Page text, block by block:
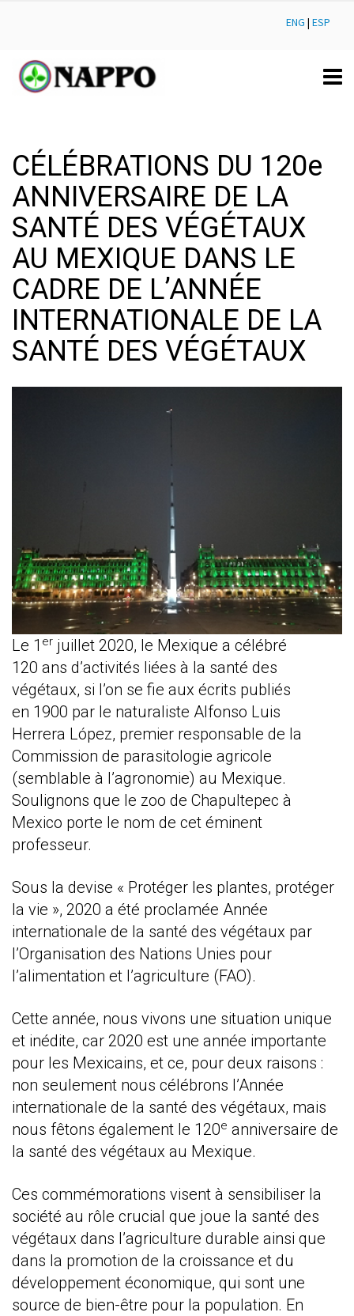
ENG | ESP
CÉLÉBRATIONS DU 120e
ANNIVERSAIRE DE LA
SANTÉ DES VÉGÉTAUX
AU MEXIQUE DANS LE
CADRE DE L’ANNÉE
INTERNATIONALE DE LA
SANTÉ DES VÉGÉTAUX
Le 1 er juillet 2020, le Mexique a célébré
120 ans d’activités liées à la santé des
végétaux, si l’on se fie aux écrits publiés
en 1900 par le naturaliste Alfonso Luis
Herrera López, premier responsable de la
Commission de parasitologie agricole
(semblable à l’agronomie) au Mexique.
Soulignons que le zoo de Chapultepec à
Mexico porte le nom de cet éminent
professeur.
Sous la devise « Protéger les plantes, protéger
la vie », 2020 a été proclamée Année
internationale de la santé des végétaux par
l’Organisation des Nations Unies pour
l’alimentation et l’agriculture (FAO).
Cette année, nous vivons une situation unique
et inédite, car 2020 est une année importante
pour les Mexicains, et ce, pour deux raisons :
non seulement nous célébrons l’Année
internationale de la santé des végétaux, mais
nous fêtons également le 120e anniversaire de
la santé des végétaux au Mexique.
Ces commémorations visent à sensibiliser la
société au rôle crucial que joue la santé des
végétaux dans l’agriculture durable ainsi que
dans la promotion de la croissance et du
développement économique, qui sont une
source de bien-être pour la population. En